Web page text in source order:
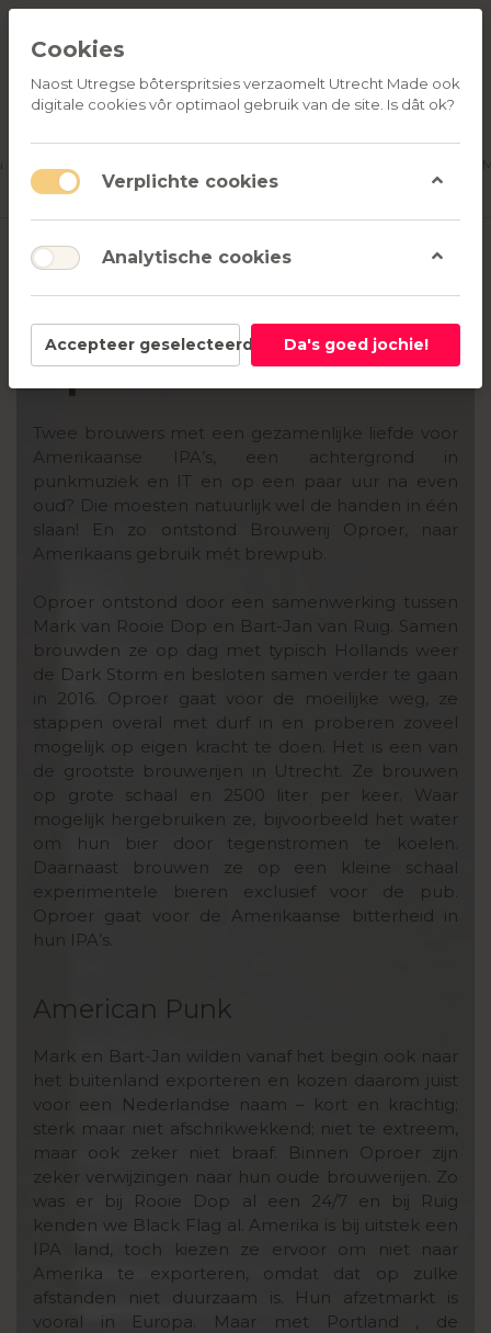
PRODUCTEN
RELATIEGESCHENKEN
ONS
Twee brouwers met een gezamenlijke liefde voor
Amerikaanse IPA’s, een achtergrond in
punkmuziek en IT en op een paar uur na even
oud? Die moesten natuurlijk wel de handen in één
slaan! En zo ontstond Brouwerij Oproer, naar
Amerikaans gebruik mét brewpub.
Oproer ontstond door een samenwerking tussen
Mark van Rooie Dop en Bart-Jan van Ruig. Samen
brouwden ze op dag met typisch Hollands weer
de Dark Storm en besloten samen verder te gaan
in 2016. Oproer gaat voor de moeilijke weg, ze
stappen overal met durf in en proberen zoveel
mogelijk op eigen kracht te doen. Het is een van
de grootste brouwerijen in Utrecht. Ze brouwen
op grote schaal en 2500 liter per keer. Waar
mogelijk hergebruiken ze, bijvoorbeeld het water
om hun bier door tegenstromen te koelen.
Daarnaast brouwen ze op een kleine schaal
experimentele bieren exclusief voor de pub.
Oproer gaat voor de Amerikaanse bitterheid in
hun IPA’s.
American Punk
Mark en Bart-Jan wilden vanaf het begin ook naar
het buitenland exporteren en kozen daarom juist
voor een Nederlandse naam – kort en krachtig;
sterk maar niet afschrikwekkend; niet te extreem,
maar ook zeker niet braaf. Binnen Oproer zijn
zeker verwijzingen naar hun oude brouwerijen. Zo
was er bij Rooie Dop al een 24/7 en bij Ruig
kenden we Black Flag al. Amerika is bij uitstek een
IPA land, toch kiezen ze ervoor om niet naar
Amerika te exporteren, omdat dat op zulke
afstanden niet duurzaam is. Hun afzetmarkt is
vooral in Europa. Maar met Portland , de
Maker: Brouwerij
Oproer
Cookies
Naost Utregse bôterspritsies verzaomelt Utrecht Made ook
digitale cookies vôr optimaol gebruik van de site. Is dât ok?
Verplichte cookies
Analytische cookies
Accepteer geselecteerd Da's goed jochie!